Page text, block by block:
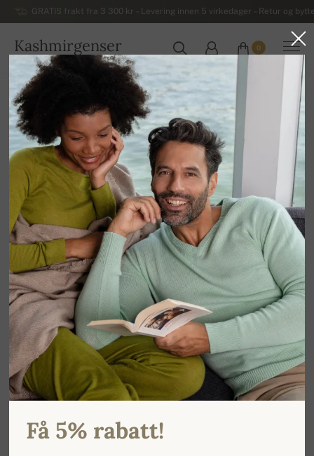
GRATIS frakt fra 3 300 kr – Levering innen 5 virkedager – Retur og
Kashmirgenser
NORGE
0
Hjem DAMEGENSERE
Få 5% rabatt!